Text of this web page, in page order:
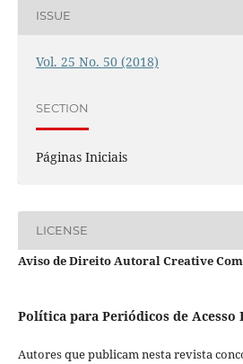
ISSUE
Vol. 25 No. 50 (2018)
SECTION
Páginas Iniciais
LICENSE
Aviso de Direito Autoral Creative
Política para Periódicos de Acesso
Autores que publicam nesta revista